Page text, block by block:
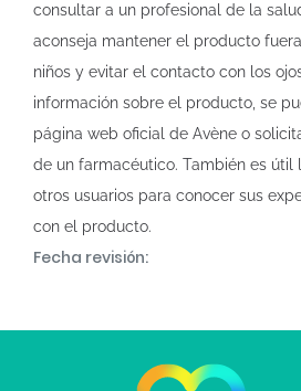
consultar a un profesional de la
aconseja mantener el producto
niños y evitar el contacto con los
información sobre el producto, se
página web oficial de Avène o
de un farmacéutico. También es útil
otros usuarios para conocer sus
con el producto.
Fecha revisión: